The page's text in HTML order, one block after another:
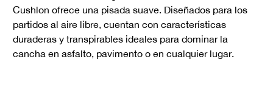
Cushlon ofrece una pisada suave. Diseñados para los
partidos al aire libre, cuentan con características
duraderas y transpirables ideales para dominar la
cancha en asfalto, pavimento o en cualquier lugar.